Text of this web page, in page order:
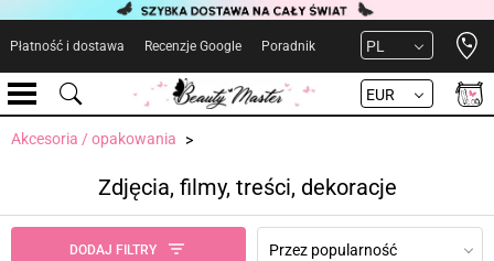
Płatność i dostawa Recenzje Google Poradnik PL
EUR
Akcesoria / opakowania
Zdjęcia, filmy, treści, dekoracje
DODAJ FILTRY Przez popularność